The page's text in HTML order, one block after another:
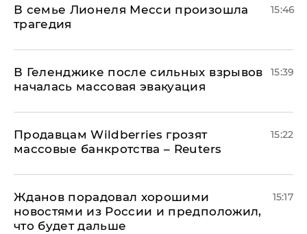
В семье Лионеля Месси произошла
трагедия
15:46
В Геленджике после сильных взрывов
началась массовая эвакуация
15:39
Продавцам Wildberries грозят
массовые банкротства – Reuters
15:22
Жданов порадовал хорошими
новостями из России и предположил,
что будет дальше
15:17